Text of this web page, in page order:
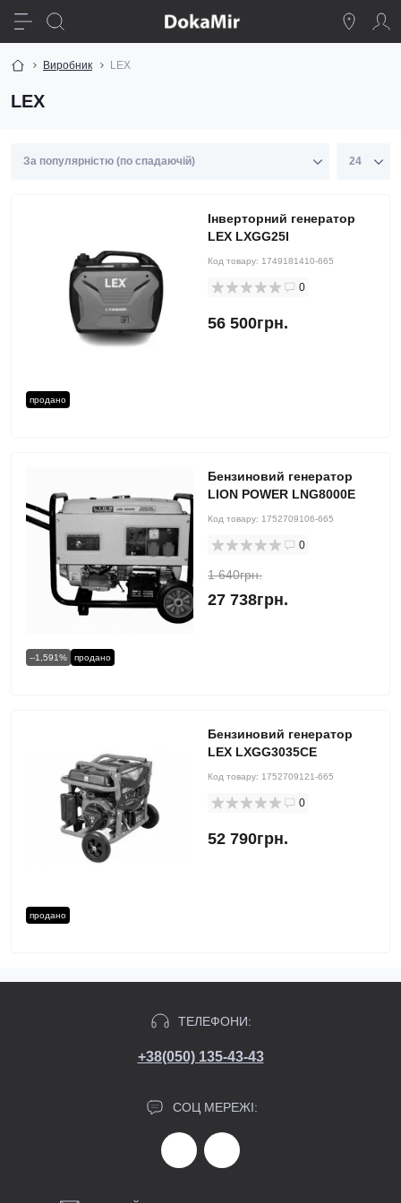
Виробник LEX
LEX
продано
Інверторний генератор
LEX LXGG25I
Код товару: 1749181410-665
0
56 500грн.
--1,591% продано
Бензиновий генератор
LION POWER LNG8000E
Код товару: 1752709106-665
0
1 640грн.
27 738грн.
продано
Бензиновий генератор
LEX LXGG3035CE
Код товару: 1752709121-665
0
52 790грн.
ТЕЛЕФОНИ:
+38(050) 135-43-43
СОЦ МЕРЕЖІ: